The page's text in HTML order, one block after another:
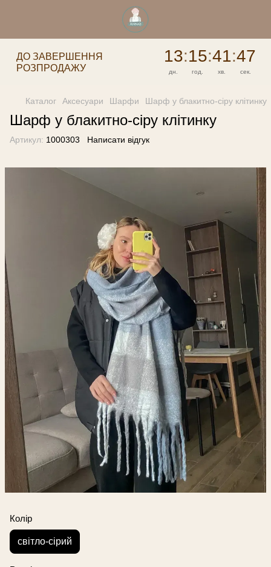
ДО ЗАВЕРШЕННЯ
РОЗПРОДАЖУ
13:15:41:47
дн. год. хв. сек.
Каталог Аксесуари Шарфи Шарф у блакитно-сіру клітинку
Шарф у блакитно-сіру клітинку
Артикул: 1000303 Написати відгук
Колір
світло-сірий